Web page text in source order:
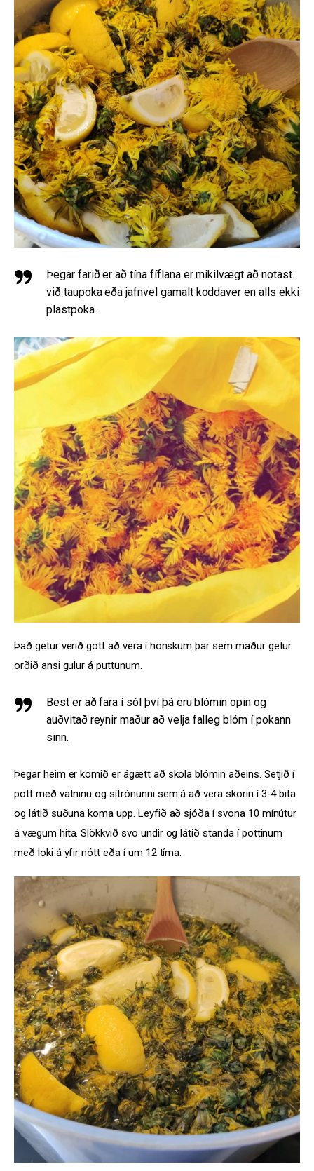
Þegar farið er að tína fíflana er mikilvægt að notast
við taupoka eða jafnvel gamalt koddaver en alls ekki
plastpoka.
Það getur verið gott að vera í hönskum þar sem maður getur
orðið ansi gulur á puttunum.
Best er að fara í sól því þá eru blómin opin og
auðvitað reynir maður að velja falleg blóm í pokann
sinn.
Þegar heim er komið er ágætt að skola blómin aðeins. Setjið í
pott með vatninu og sítrónunni sem á að vera skorin í 3-4 bita
og látið suðuna koma upp. Leyfið að sjóða í svona 10 mínútur
á vægum hita. Slökkvið svo undir og látið standa í pottinum
með loki á yfir nótt eða í um 12 tíma.